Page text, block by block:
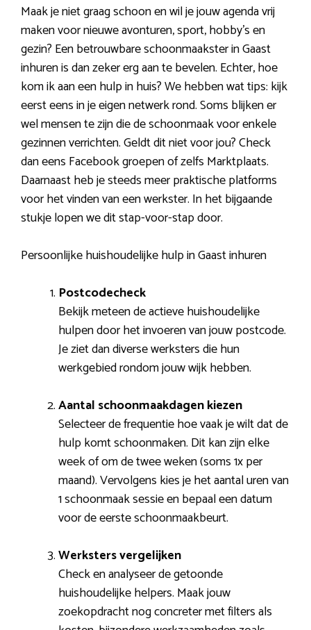
Maak je niet graag schoon en wil je jouw agenda vrij
maken voor nieuwe avonturen, sport, hobby’s en
gezin? Een betrouwbare schoonmaakster in Gaast
inhuren is dan zeker erg aan te bevelen. Echter, hoe
kom ik aan een hulp in huis? We hebben wat tips: kijk
eerst eens in je eigen netwerk rond. Soms blijken er
wel mensen te zijn die de schoonmaak voor enkele
gezinnen verrichten. Geldt dit niet voor jou? Check
dan eens Facebook groepen of zelfs Marktplaats.
Daarnaast heb je steeds meer praktische platforms
voor het vinden van een werkster. In het bijgaande
stukje lopen we dit stap-voor-stap door.
Persoonlijke huishoudelijke hulp in Gaast inhuren
Postcodecheck
Bekijk meteen de actieve huishoudelijke
hulpen door het invoeren van jouw postcode.
Je ziet dan diverse werksters die hun
werkgebied rondom jouw wijk hebben.
Aantal schoonmaakdagen kiezen
Selecteer de frequentie hoe vaak je wilt dat de
hulp komt schoonmaken. Dit kan zijn elke
week of om de twee weken (soms 1x per
maand). Vervolgens kies je het aantal uren van
1 schoonmaak sessie en bepaal een datum
voor de eerste schoonmaakbeurt.
Werksters vergelijken
Check en analyseer de getoonde
huishoudelijke helpers. Maak jouw
zoekopdracht nog concreter met filters als